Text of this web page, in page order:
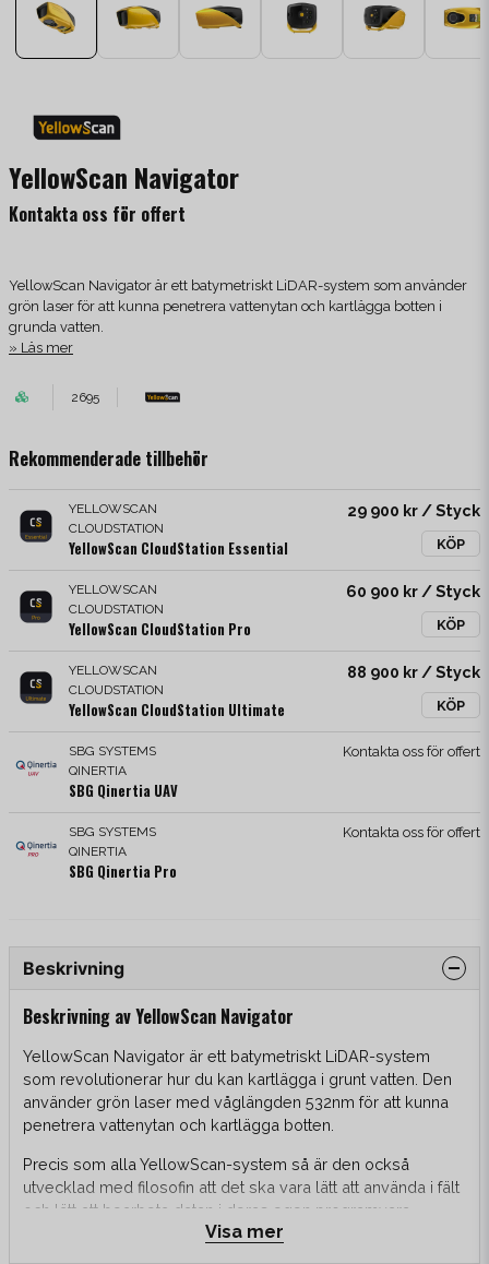
YellowScan Navigator
Kontakta oss för offert
YellowScan Navigator är ett batymetriskt LiDAR-system som använder
grön laser för att kunna penetrera vattenytan och kartlägga botten i
grunda vatten.
Läs mer
2695
Rekommenderade tillbehör
YELLOWSCAN
CLOUDSTATION
YellowScan CloudStation Essential
29 900 kr / Styck
KÖP
YELLOWSCAN
CLOUDSTATION
YellowScan CloudStation Pro
60 900 kr / Styck
KÖP
YELLOWSCAN
CLOUDSTATION
YellowScan CloudStation Ultimate
88 900 kr / Styck
KÖP
SBG SYSTEMS
QINERTIA
SBG Qinertia UAV
Kontakta oss för offert
SBG SYSTEMS
QINERTIA
SBG Qinertia Pro
Kontakta oss för offert
Beskrivning
Beskrivning av YellowScan Navigator
YellowScan Navigator är ett batymetriskt LiDAR-system
som revolutionerar hur du kan kartlägga i grunt vatten. Den
använder grön laser med våglängden 532nm för att kunna
penetrera vattenytan och kartlägga botten.
Precis som alla YellowScan-system så är den också
utvecklad med filosofin att det ska vara lätt att använda i fält
och lätt att bearbeta datan i deras egen programvara,
Visa mer